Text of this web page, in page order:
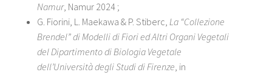
Namur, Namur 2024 ;
G. Fiorini, L. Maekawa & P. Stiberc, La “Collezione
Brendel” di Modelli di Fiori ed Altri Organi Vegetali
del Dipartimento di Biologia Vegetale
dell’Università degli Studi di Firenze, in